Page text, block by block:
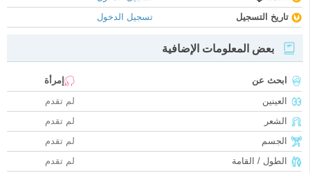
تاريخ التسجيل
تسجيل الدخول
بعض المعلومات الإضافية
ابحث عن
إمرأة
العينين
لم تقدم
الشعر
لم تقدم
الجسم
لم تقدم
الطول / القامة
لم تقدم